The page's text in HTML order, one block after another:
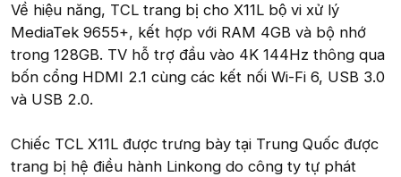
Về hiệu năng, TCL trang bị cho X11L bộ vi xử lý
MediaTek 9655+, kết hợp với RAM 4GB và bộ nhớ
trong 128GB. TV hỗ trợ đầu vào 4K 144Hz thông qua
bốn cổng HDMI 2.1 cùng các kết nối Wi-Fi 6, USB 3.0
và USB 2.0.
Chiếc TCL X11L được trưng bày tại Trung Quốc được
trang bị hệ điều hành Linkong do công ty tự phát